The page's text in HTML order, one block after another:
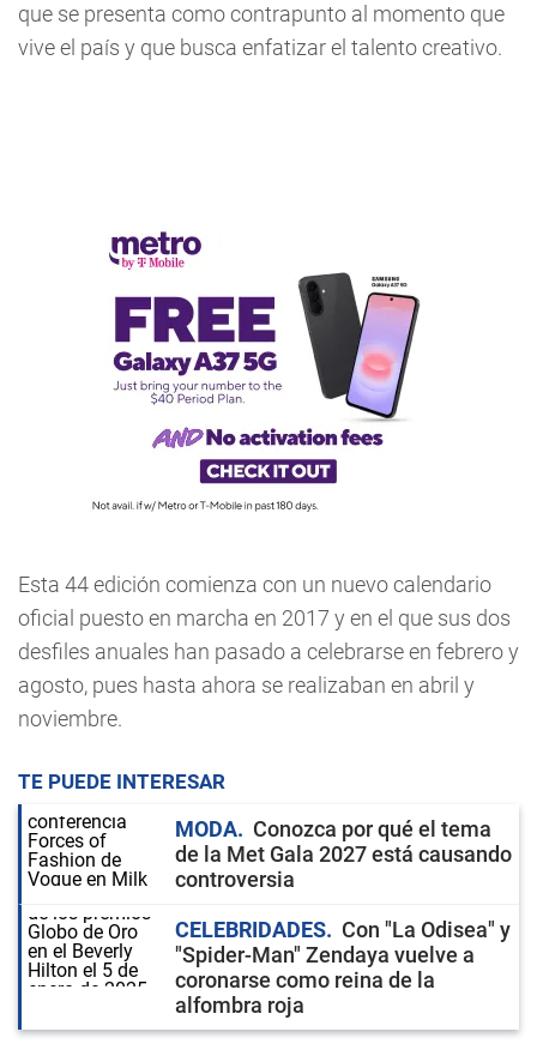
que se presenta como contrapunto al momento que
vive el país y que busca enfatizar el talento creativo.
Esta 44 edición comienza con un nuevo calendario
oficial puesto en marcha en 2017 y en el que sus dos
desfiles anuales han pasado a celebrarse en febrero y
agosto, pues hasta ahora se realizaban en abril y
noviembre.
TE PUEDE INTERESAR
MODA
Conozca por qué el tema
de la Met Gala 2027 está causando
controversia
CELEBRIDADES
Con "La Odisea" y
"Spider-Man" Zendaya vuelve a
coronarse como reina de la
alfombra roja